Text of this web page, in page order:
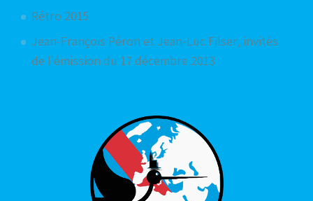
Rétro 2015
Jean-François Péron et Jean-Luc Filser, invités
de l'émission du 17 décembre 2013